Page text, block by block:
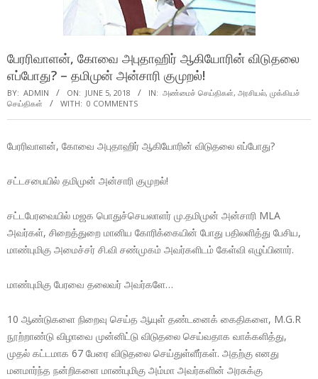
பேரரிவாளன், கோவை அபுதாஹிர் ஆகியோரின் விடுதலை
எப்போது? – தமிமுன் அன்சாரி குமுறல்!
BY: ADMIN ON: JUNE 5, 2018 IN: அண்மைச் செய்திகள், அரசியல், முக்கியச்
செய்திகள்
WITH: 0 COMMENTS
பேரரிவாளன், கோவை அபுதாஹிர் ஆகியோரின் விடுதலை எப்போது?
சட்டசபையில் தமிமுன் அன்சாரி குமுறல்!
சட்டபேரவையில் மஜக பொதுச்செயலாளர் மு.தமிமுன் அன்சாரி MLA
அவர்கள், சிறைத்துறை மானிய கோரிக்கையின் போது பதிலளித்து பேசிய,
மாண்புமிகு அமைச்சர் சி.வி சண்முகம் அவர்களிடம் கேள்வி எழுப்பினார்.
மாண்புமிகு பேரவை தலைவர் அவர்களே…
10 ஆண்டுகளை நிறைவு செய்த ஆயுள் தண்டனைக் கைதிகளை, M.G.R
நூற்றாண்டு விழாவை முன்னிட்டு விடுதலை செய்வதாக வாக்களித்து,
முதல் கட்டமாக 67 பேரை விடுதலை செய்துள்ளீர்கள். அதற்கு எனது
மனமார்ந்த நன்றிகளை மாண்புமிகு அம்மா அவர்களின் அரசுக்கு